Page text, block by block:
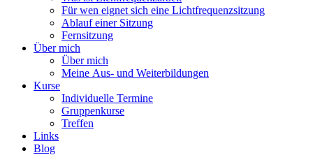
Für wen eignet sich eine Lichtfrequenzsitzung
Ablauf einer Sitzung
Fernsitzung
Über mich
Über mich
Meine Aus- und Weiterbildungen
Kurse
Individuelle Termine
Gruppenkurse
Treffen
Links
Blog